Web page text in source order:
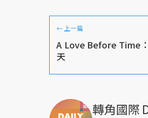
←上一篇
A Love Before Time
天
轉角國際